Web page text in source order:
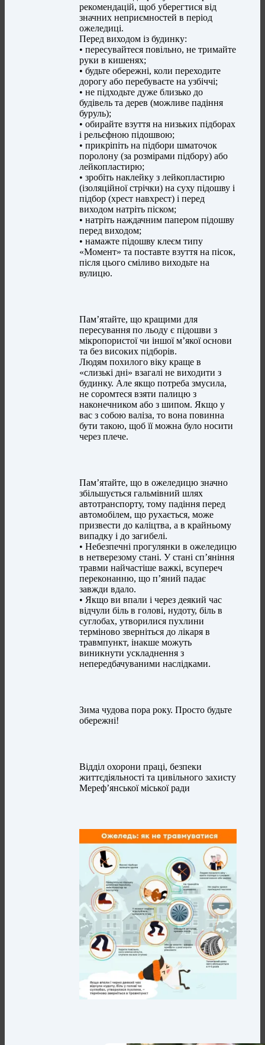
рекомендацій, щоб уберегтися від
значних неприємностей в період
ожеледиці.
Перед виходом із будинку:
• пересувайтеся повільно, не тримайте
руки в кишенях;
• будьте обережні, коли переходите
дорогу або перебуваєте на узбіччі;
• не підходьте дуже близько до
будівель та дерев (можливе падіння
буруль);
• обирайте взуття на низьких підборах
і рельєфною підошвою;
• прикріпіть на підбори шматочок
поролону (за розмірами підбору) або
лейкопластирю;
• зробіть наклейку з лейкопластирю
(ізоляційної стрічки) на суху підошву і
підбор (хрест навхрест) і перед
виходом натріть піском;
• натріть наждачним папером підошву
перед виходом;
• намажте підошву клеєм типу
«Момент» та поставте взуття на пісок,
після цього сміливо виходьте на
вулицю.
Пам’ятайте, що кращими для
пересування по льоду є підошви з
мікропористої чи іншої м’якої основи
та без високих підборів.
Людям похилого віку краще в
«слизькі дні» взагалі не виходити з
будинку. Але якщо потреба змусила,
не соромтеся взяти палицю з
наконечником або з шипом. Якщо у
вас з собою валіза, то вона повинна
бути такою, щоб її можна було носити
через плече.
Пам’ятайте, що в ожеледицю значно
збільшується гальмівний шлях
автотранспорту, тому падіння перед
автомобілем, що рухається, може
призвести до каліцтва, а в крайньому
випадку і до загибелі.
• Небезпечні прогулянки в ожеледицю
в нетверезому стані. У стані сп’яніння
травми найчастіше важкі, всупереч
переконанню, що п’яний падає
завжди вдало.
• Якщо ви впали і через деякий час
відчули біль в голові, нудоту, біль в
суглобах, утворилися пухлини
терміново зверніться до лікаря в
травмпункт, інакше можуть
виникнути ускладнення з
непередбачуваними наслідками.
Зима чудова пора року. Просто будьте
обережні!
Відділ охорони праці, безпеки
життєдіяльності та цивільного захисту
Мереф’янської міської ради